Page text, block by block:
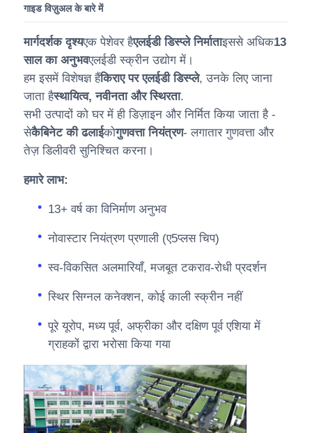
गाइड विज़ुअल के बारे में
मार्गदर्शक दृश्यएक पेशेवर हैएलईडी डिस्प्ले निर्माताइससे अधिक13
साल का अनुभवएलईडी स्क्रीन उद्योग में।
हम इसमें विशेषज्ञ हैंकिराए पर एलईडी डिस्प्ले, उनके लिए जाना
जाता हैस्थायित्व, नवीनता और स्थिरता.
सभी उत्पादों को घर में ही डिज़ाइन और निर्मित किया जाता है -
सेकैबिनेट की ढलाईकोगुणवत्ता नियंत्रण- लगातार गुणवत्ता और
तेज़ डिलीवरी सुनिश्चित करना।
हमारे लाभ:
13+ वर्ष का विनिर्माण अनुभव
नोवास्टार नियंत्रण प्रणाली (ए5प्लस चिप)
स्व-विकसित अलमारियाँ, मजबूत टकराव-रोधी प्रदर्शन
स्थिर सिग्नल कनेक्शन, कोई काली स्क्रीन नहीं
पूरे यूरोप, मध्य पूर्व, अफ्रीका और दक्षिण पूर्व एशिया में
ग्राहकों द्वारा भरोसा किया गया